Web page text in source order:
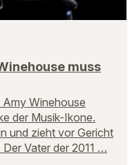
muss
Winehouse
der Musik-Ikone.
und zieht vor Gericht
Vater der 2011 …